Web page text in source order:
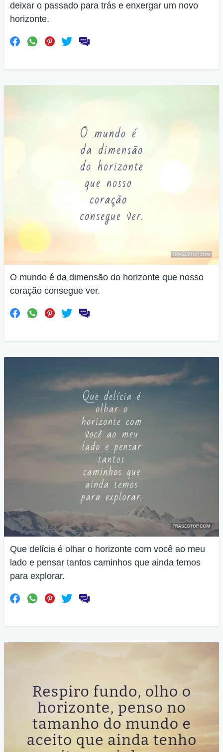
deixar o passado para trás e enxergar um novo
horizonte.
O mundo é da dimensão do horizonte que nosso
coração consegue ver.
Que delícia é olhar o horizonte com você ao meu
lado e pensar tantos caminhos que ainda temos
para explorar.